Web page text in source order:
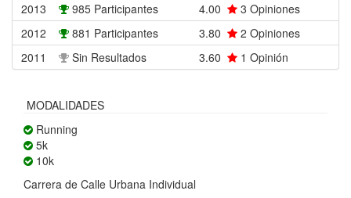
2013
985 Participantes 4.00 3 Opiniones
2012
881 Participantes 3.80 2 Opiniones
2011
Sin Resultados 3.60 1 Opinión
MODALIDADES
Running
5k
10k
Carrera de Calle Urbana Individual